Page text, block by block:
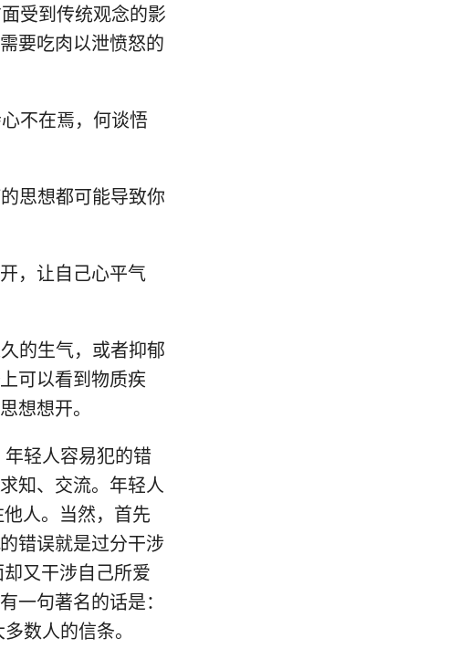
受到传统观念的影
要吃肉以泄愤怒的
不在焉，何谈悟
思想都可能导致你
，让自己心平气
的生气，或者抑郁
可以看到物质疾
想想开。
轻人容易犯的错
知、交流。年轻人
人。当然，首先
错误就是过分干涉
又干涉自己所爱
一句著名的话是：
数人的信条。